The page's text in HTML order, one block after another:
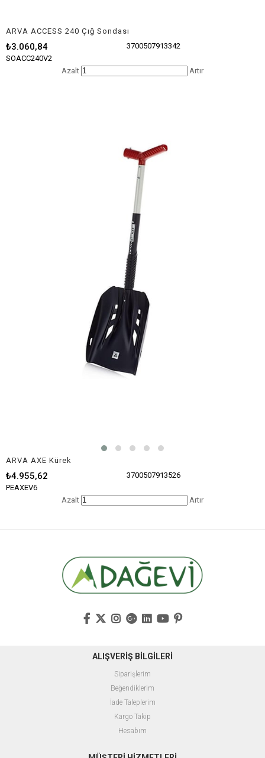
ARVA ACCESS 240 Çığ Sondası
₺3.060,84
SOACC240V2
3700507913342
Azalt Artır
ARVA AXE Kürek
₺4.955,62
PEAXEV6
3700507913526
Azalt Artır
ALIŞVERİŞ BİLGİLERİ
Siparişlerim
Beğendiklerim
İade Taleplerim
Kargo Takip
Hesabım